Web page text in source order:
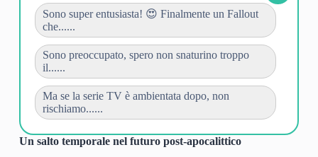
Sono super entusiasta! 😍 Finalmente un Fallout
che......
Sono preoccupato, spero non snaturino troppo
il......
Ma se la serie TV è ambientata dopo, non
rischiamo......
Un salto temporale nel futuro post-apocalittico